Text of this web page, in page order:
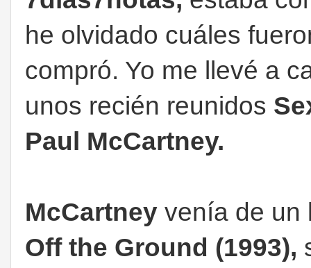
he olvidado cuáles
compró. Yo me llevé a
unos recién reunidos
Paul McCartney.
McCartney venía de un
Off the Ground (1993),